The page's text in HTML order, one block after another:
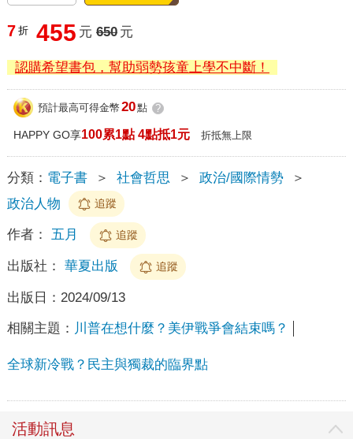
7 折 455 元 650 元
認購希望書包，幫助弱勢孩童上學不中斷！
預計最高可得金幣 20點 ?
HAPPY GO享100累1點 4點抵1元 折抵無上限
分類： 電子書 ＞ 社會哲思 ＞ 政治/國際情勢
＞
政治人物
追蹤
作者： 五月 追蹤
出版社： 華夏出版 追蹤
出版日： 2024/09/13
相關主題： 川普在想什麼？美伊戰爭會結束嗎？
全球新冷戰？民主與獨裁的臨界點
活動訊息